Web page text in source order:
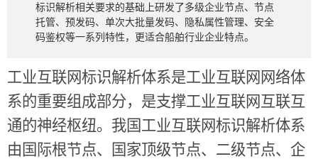
标识解析相关要求的基础上研发了多级企业节点、节点
托管、预发码、单次大批量发码、隐私属性管理、安全
码鉴权等一系列特性，更适合船舶行业企业特点。
工业互联网标识解析体系是工业互联网网络体
系的重要组成部分，是支撑工业互联网互联互
通的神经枢纽。我国工业互联网标识解析体系
由国际根节点、国家顶级节点、二级节点、企